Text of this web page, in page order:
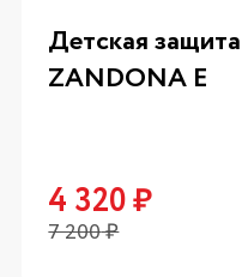
Детская
ZANDONA E
4 320₽
7 200₽